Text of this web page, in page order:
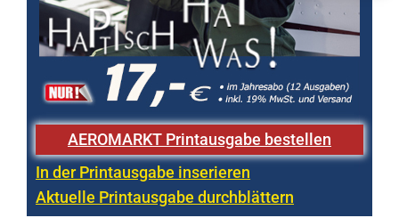
AEROMARKT Printausgabe bestellen
In der Printausgabe inserieren
Aktuelle Printausgabe durchblättern